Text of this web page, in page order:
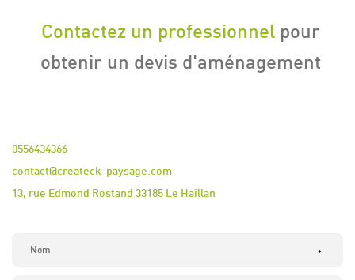
Contactez un professionnelpour
obtenir un devis d'aménagement
0556434366
contact@createck-paysage.com
13, rue Edmond Rostand 33185 Le Haillan
*